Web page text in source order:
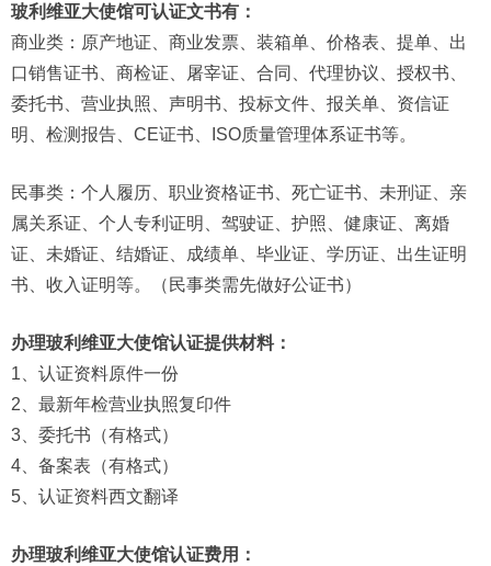
玻利维亚大使馆可认证文书有：
商业类：原产地证、商业发票、装箱单、价格表、提单、出
口销售证书、商检证、屠宰证、合同、代理协议、授权书、
委托书、营业执照、声明书、投标文件、报关单、资信证
明、检测报告、CE证书、ISO质量管理体系证书等。
民事类：个人履历、职业资格证书、死亡证书、未刑证、亲
属关系证、个人专利证明、驾驶证、护照、健康证、离婚
证、未婚证、结婚证、成绩单、毕业证、学历证、出生证明
书、收入证明等。（民事类需先做好公证书）
办理玻利维亚大使馆认证提供材料：
1、认证资料原件一份
2、最新年检营业执照复印件
3、委托书（有格式）
4、备案表（有格式）
5、认证资料西文翻译
办理玻利维亚大使馆认证费用：